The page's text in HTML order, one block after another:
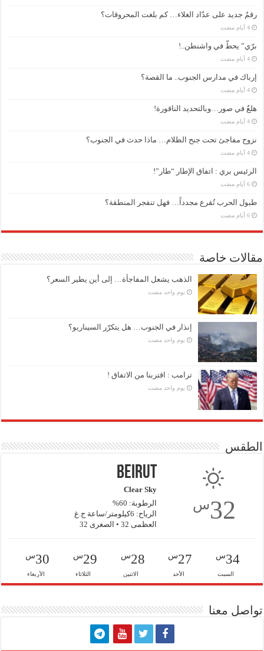
رقمٌ جديد على عدّاد الغلاء… كم بلغت المحروقات؟
‏4 أيام مضت
برّي” يحطّ في واشنطن..!
‏4 أيام مضت
إرباك في مدارس الجنوب.. ما القصة؟
‏4 أيام مضت
هلعٌ في صور…وبالتحديد الناقورة!
‏4 أيام مضت
نزوح مفاجئ تحت جنح الظلام… ماذا حدث في الجنوب؟
‏4 أيام مضت
الرئيس بري : اتفاق الإطار “طار”!
‏6 أيام مضت
طبول الحرب تُقرع مجدداً… فهل تنفجر المنطقة؟
‏6 أيام مضت
مقالات خاصة
الذهب يشعل المفاجأة… إلى أين يطير السعر؟
‏يوم واحد مضت
إنذار في الجنوب… هل يتكرّر السيناريو؟
‏يوم واحد مضت
ترامب : اقتربنا من الاتفاق !
‏يوم واحد مضت
الطقس
32س
Beirut
Clear Sky
الرطوبة: 60%
الرياح: 6كيلومتر/ساعة ج.غ
العظمى 32 • الصغرى 32
34س
السبت
27س
الأحد
28س
الاثنين
29س
الثلاثاء
30س
الأربعاء
تواصل معنا